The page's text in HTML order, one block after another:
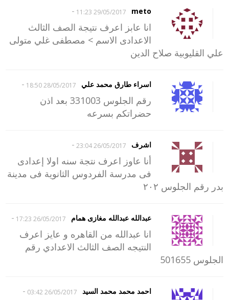
meto
29/05/2017 11:23
-
انا عابز اعرف نتيجة الصف الثالث
الاعدادى الاسم > مصطفى غلي متولى
علي القليوبية صلاح الدين
اسراء طارق محمد علي 28/05/2017 18:50
-
رقم الجلوس 331003 بعد اذن
حضراتكم بسرعه
اشرف 26/05/2017 23:04
-
أنا عاوز اعرف نتجة سنه اولا إعدادى
فى مدرسة الفردوس الثانوية فى مدينة
بدر رقم الجلوس ٢٠٢
عبدالله عبدالله مغازى همام 26/05/2017 17:23
-
انا عبدالله من القاهره و عايز اعرف
النتيجه الصف الثالث الاعدادي رقم
الجلوس 501655
احمد محمد محمد السيد 26/05/2017 03:42
-